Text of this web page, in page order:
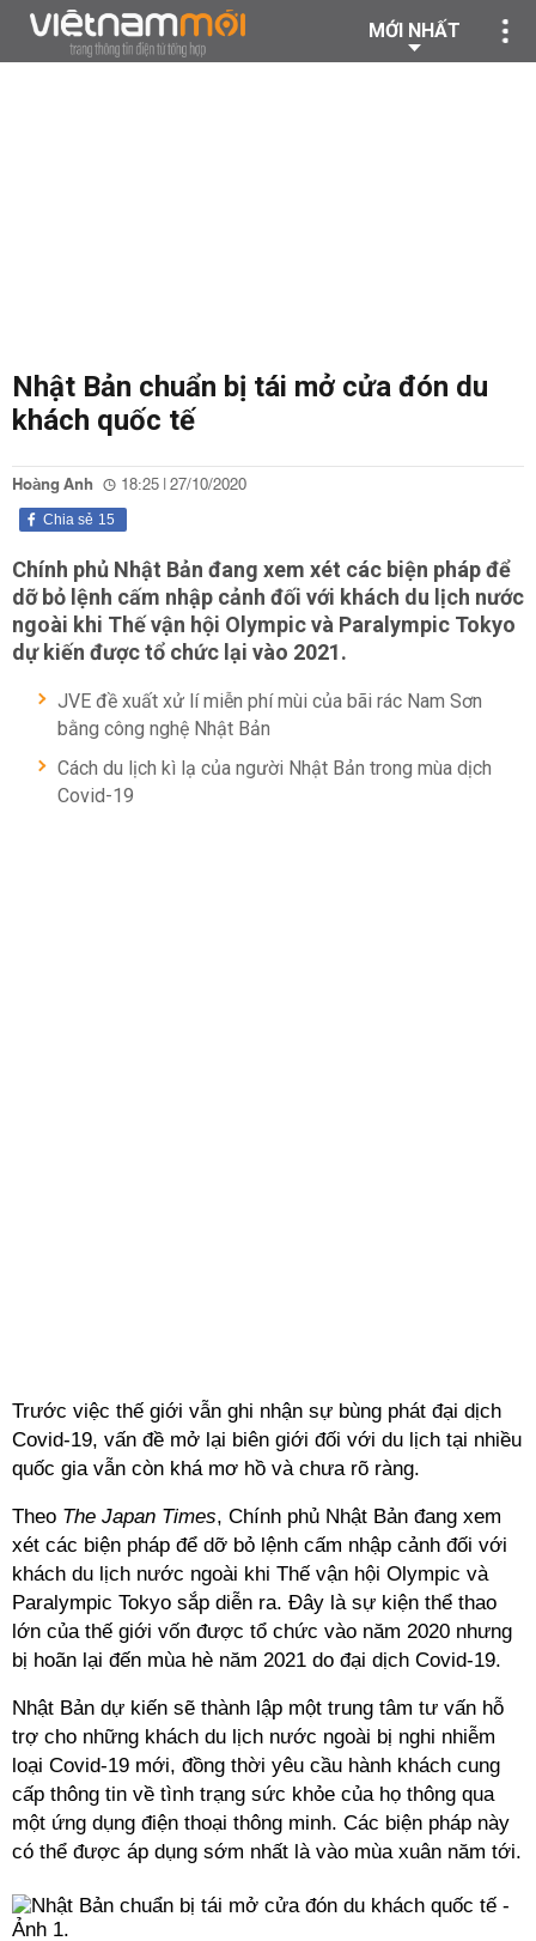
MỚI NHẤT
Nhật Bản chuẩn bị tái mở cửa đón du
khách quốc tế
Hoàng Anh 18:25 | 27/10/2020
15
Chia sẻ
Chính phủ Nhật Bản đang xem xét các biện pháp để
dỡ bỏ lệnh cấm nhập cảnh đối với khách du lịch nước
ngoài khi Thế vận hội Olympic và Paralympic Tokyo
dự kiến được tổ chức lại vào 2021.
JVE đề xuất xử lí miễn phí mùi của bãi rác Nam Sơn
bằng công nghệ Nhật Bản
Cách du lịch kì lạ của người Nhật Bản trong mùa dịch
Covid-19
Trước việc thế giới vẫn ghi nhận sự bùng phát đại dịch
Covid-19, vấn đề mở lại biên giới đối với du lịch tại nhiều
quốc gia vẫn còn khá mơ hồ và chưa rõ ràng.
Theo The Japan Times, Chính phủ Nhật Bản đang xem
xét các biện pháp để dỡ bỏ lệnh cấm nhập cảnh đối với
khách du lịch nước ngoài khi Thế vận hội Olympic và
Paralympic Tokyo sắp diễn ra. Đây là sự kiện thể thao
lớn của thế giới vốn được tổ chức vào năm 2020 nhưng
bị hoãn lại đến mùa hè năm 2021 do đại dịch Covid-19.
Nhật Bản dự kiến sẽ thành lập một trung tâm tư vấn hỗ
trợ cho những khách du lịch nước ngoài bị nghi nhiễm
loại Covid-19 mới, đồng thời yêu cầu hành khách cung
cấp thông tin về tình trạng sức khỏe của họ thông qua
một ứng dụng điện thoại thông minh. Các biện pháp này
có thể được áp dụng sớm nhất là vào mùa xuân năm tới.